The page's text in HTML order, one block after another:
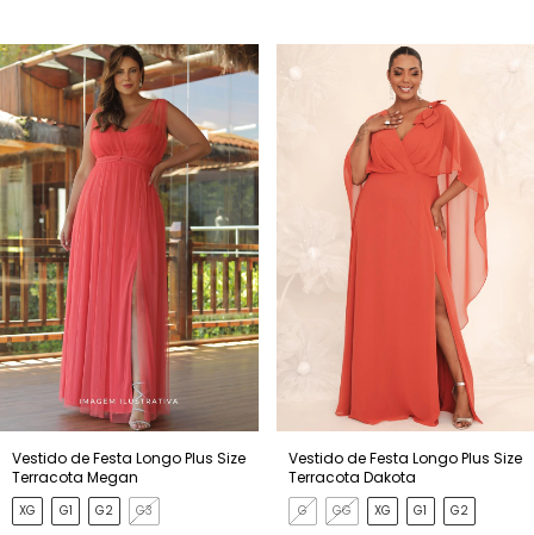
Vestido de Festa Longo Plus Size
Terracota Megan
XG G1 G2 G3
Vestido de Festa Longo Plus Size
Terracota Dakota
G GG XG G1 G2